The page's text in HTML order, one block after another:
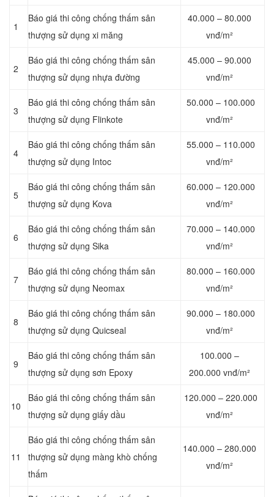
1
Báo giá thi công chống thấm sân
thượng sử dụng xi măng
40.000 – 80.000
vnđ/m²
2
Báo giá thi công chống thấm sân
thượng sử dụng nhựa đường
45.000 – 90.000
vnđ/m²
3
Báo giá thi công chống thấm sân
thượng sử dụng Flinkote
50.000 – 100.000
vnđ/m²
4
Báo giá thi công chống thấm sân
thượng sử dụng Intoc
55.000 – 110.000
vnđ/m²
5
Báo giá thi công chống thấm sân
thượng sử dụng Kova
60.000 – 120.000
vnđ/m²
6
Báo giá thi công chống thấm sân
thượng sử dụng Sika
70.000 – 140.000
vnđ/m²
7
Báo giá thi công chống thấm sân
thượng sử dụng Neomax
80.000 – 160.000
vnđ/m²
8
Báo giá thi công chống thấm sân
thượng sử dụng Quicseal
90.000 – 180.000
vnđ/m²
9
Báo giá thi công chống thấm sân
thượng sử dụng sơn Epoxy
100.000 –
200.000 vnđ/m²
10
Báo giá thi công chống thấm sân
thượng sử dụng giấy dầu
120.000 – 220.000
vnđ/m²
11
Báo giá thi công chống thấm sân
thượng sử dụng màng khò chống
thấm
140.000 – 280.000
vnđ/m²